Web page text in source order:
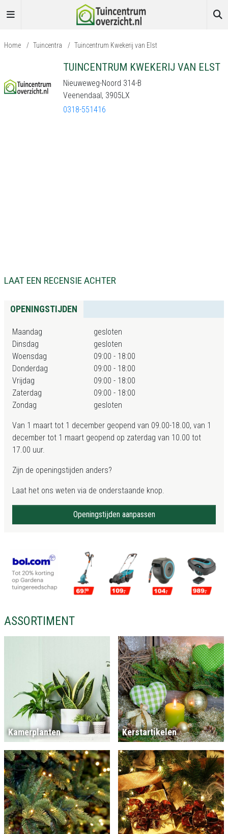
Home / Tuincentra / Tuincentrum Kwekerij van Elst
TUINCENTRUM KWEKERIJ VAN ELST
Nieuweweg-Noord 314-B
Veenendaal, 3905LX
0318-551416
LAAT EEN RECENSIE ACHTER
OPENINGSTIJDEN
Maandag
gesloten
Dinsdag
gesloten
Woensdag
09:00 - 18:00
Donderdag
09:00 - 18:00
Vrijdag
09:00 - 18:00
Zaterdag
09:00 - 18:00
Zondag
gesloten
Van 1 maart tot 1 december geopend van 09.00-18.00, van 1
december tot 1 maart geopend op zaterdag van 10.00 tot
17.00 uur.
Zijn de openingstijden anders?
Laat het ons weten via de onderstaande knop.
Openingstijden aanpassen
ASSORTIMENT
Kamerplanten Kerstartikelen